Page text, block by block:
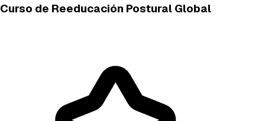
Curso de Reeducación Postural Global